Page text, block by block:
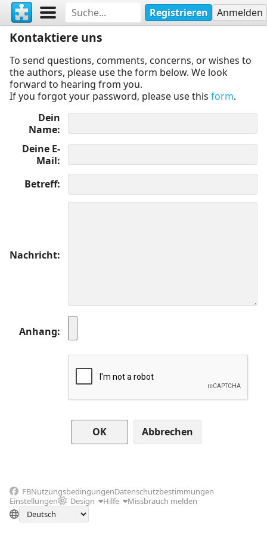
Registrieren Anmelden
Kontaktiere uns
To send questions, comments, concerns, or wishes to
the authors, please use the form below. We look
forward to hearing from you.
If you forgot your password, please use this form.
Dein
Name
Deine E-
Mail
Betreff
Nachricht
Anhang
Abbrechen
FBNutzungsbedingungenDatenschutzbestimmungen
Einstellungen
Design Hilfe Missbrauch melden